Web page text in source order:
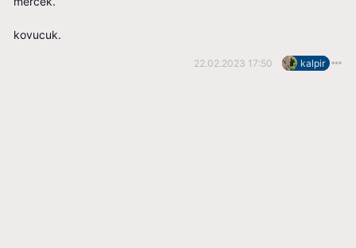
kovucuk.
22.02.2023 17:50 kalpir